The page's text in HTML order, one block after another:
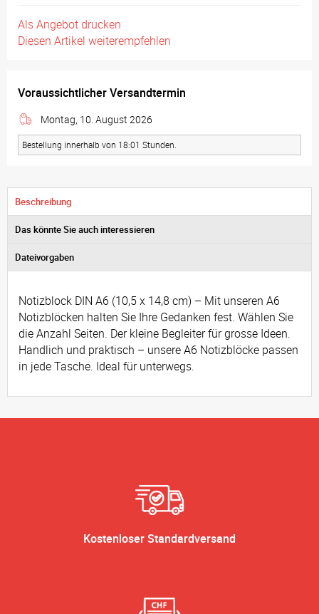
Als Angebot drucken
Diesen Artikel weiterempfehlen
Voraussichtlicher Versandtermin
Montag, 10. August 2026
Bestellung innerhalb von 18:01 Stunden.
Beschreibung
Das könnte Sie auch interessieren
Dateivorgaben
Notizblock DIN A6 (10,5 x 14,8 cm) – Mit unseren A6
Notizblöcken halten Sie Ihre Gedanken fest. Wählen Sie
die Anzahl Seiten. Der kleine Begleiter für grosse Ideen.
Handlich und praktisch – unsere A6 Notizblöcke passen
in jede Tasche. Ideal für unterwegs.
Kostenloser Standardversand